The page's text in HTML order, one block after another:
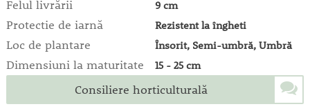
Felul livrării 9 cm
Protectie de iarnă Rezistent la îngheti
Loc de plantare Însorit, Semi-umbră, Umbră
Dimensiuni la maturitate 15 - 25 cm
Consiliere horticulturală